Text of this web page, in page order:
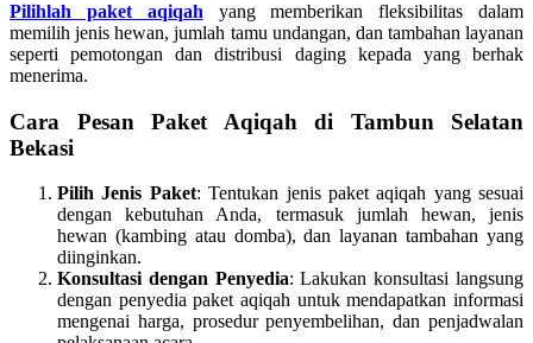
Pilihlah paket aqiqah yang memberikan fleksibilitas dalam
memilih jenis hewan, jumlah tamu undangan, dan tambahan layanan
seperti pemotongan dan distribusi daging kepada yang berhak
menerima.
Cara Pesan Paket Aqiqah di Tambun Selatan
Bekasi
Pilih Jenis Paket: Tentukan jenis paket aqiqah yang sesuai
dengan kebutuhan Anda, termasuk jumlah hewan, jenis
hewan (kambing atau domba), dan layanan tambahan yang
diinginkan.
Konsultasi dengan Penyedia: Lakukan konsultasi langsung
dengan penyedia paket aqiqah untuk mendapatkan informasi
mengenai harga, prosedur penyembelihan, dan penjadwalan